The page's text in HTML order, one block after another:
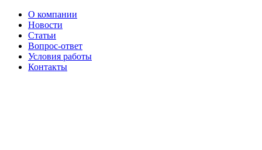
О компании
Новости
Статьи
Вопрос-ответ
Условия работы
Контакты